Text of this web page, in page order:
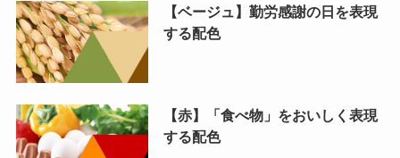
【ベージュ】勤労感謝の日を表現
する配色
【赤】「食べ物」をおいしく表現
する配色